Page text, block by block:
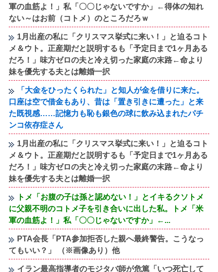
軍の血筋よ！」私「〇〇じゃないですか」←得体の知れ
ない～はお前（コトメ）のところだろｗ
1月出産の私に「クリスマス挙式に来い！」と迫るコト
メ＆ウト。正産期だと説明するも「予定日まで1ヶ月ある
だろ！」味方ゼロの夫と冷え切った家庭の末路←命より
妹を優先する夫とは離婚一択
「大金をひったくられた」と知人が金を借りに来た。
口座は空で借金もあり、昔は「置き引きに遭った」と来
た既視感……記憶力も恥も銀色の球に飲み込まれたパチ
ンコ依存症さん
1月出産の私に「クリスマス挙式に来い！」と迫るコト
メ＆ウト。正産期だと説明するも「予定日まで1ヶ月ある
だろ！」味方ゼロの夫と冷え切った家庭の末路←命より
妹を優先する夫とは離婚一択
トメ「お腹の子は孫と認めない！」とイキるクソトメ
に父親不明のコトメ子を引き合いに出した私。トメ「米
軍の血筋よ！」私「〇〇じゃないですか」←...
PTA会長「PTA参加拒否した親へ最終警告。こうなっ
てもいい？」 （※画像あり）他
イラン最高指導者のモジタバ師が危篤「いつ死亡して